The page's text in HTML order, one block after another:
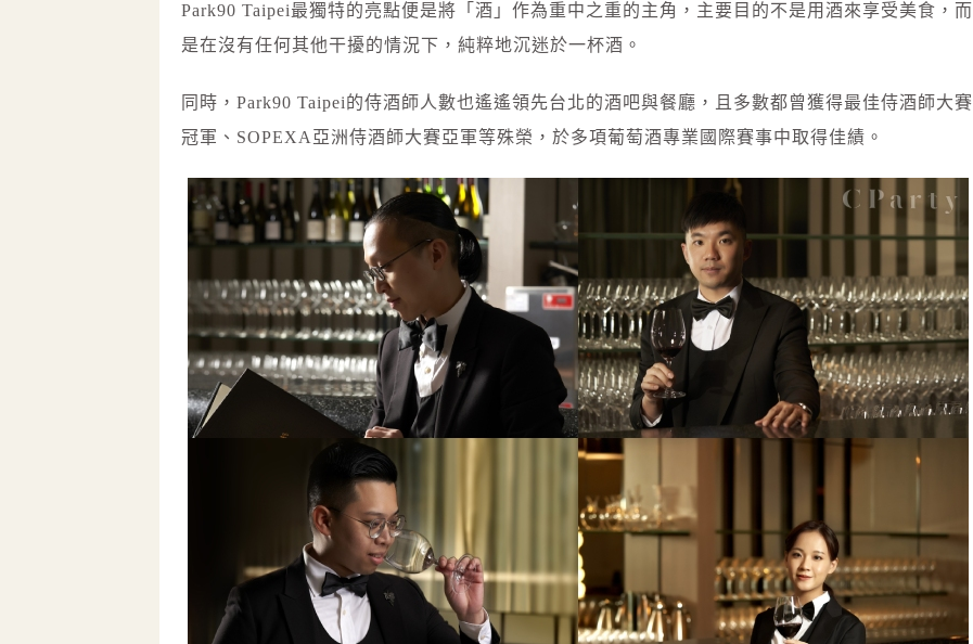
Park90 Taipei最獨特的亮點便是將「酒」作為重中之重的主角，主要目的不是用酒來享受美食，而
是在沒有任何其他干擾的情況下，純粹地沉迷於一杯酒。
同時，Park90 Taipei的侍酒師人數也遙遙領先台北的酒吧與餐廳，且多數都曾獲得最佳侍酒師大賽
冠軍、SOPEXA亞洲侍酒師大賽亞軍等殊榮，於多項葡萄酒專業國際賽事中取得佳績。